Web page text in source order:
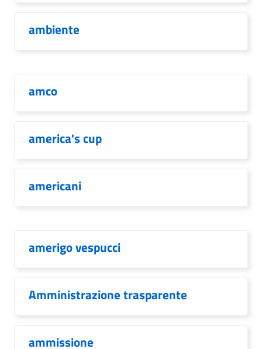
ambiente
amco
america's cup
americani
amerigo vespucci
Amministrazione trasparente
ammissione